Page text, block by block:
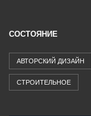
СОСТОЯНИЕ
АВТОРСКИЙ ДИЗАЙН
СТРОИТЕЛЬНОЕ